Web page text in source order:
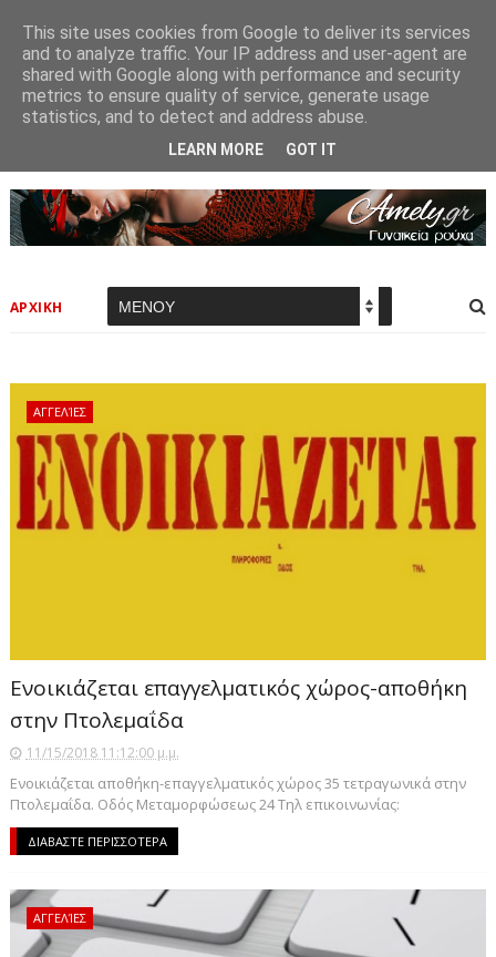
ΑΡΧΙΚΗ
ΑΓΓΕΛΊΕΣ
Ενοικιάζεται επαγγελματικός χώρος-αποθήκη
στην Πτολεμαΐδα
11/15/2018 11:12:00 μ.μ.
Ενοικιάζεται αποθήκη-επαγγελματικός χώρος 35 τετραγωνικά στην
Πτολεμαΐδα. Οδός Μεταμορφώσεως 24 Τηλ επικοινωνίας:
ΔΙΑΒΑΣΤΕ ΠΕΡΙΣΣΟΤΕΡΑ
ΑΓΓΕΛΊΕΣ
This site uses cookies from Google to deliver its services
and to analyze traffic. Your IP address and user-agent are
shared with Google along with performance and security
metrics to ensure quality of service, generate usage
statistics, and to detect and address abuse.
LEARN MORE GOT IT